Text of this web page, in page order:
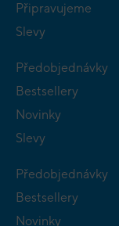
Připravujeme
Slevy
Předobjednávky
Bestsellery
Novinky
Slevy
Předobjednávky
Bestsellery
Novinky